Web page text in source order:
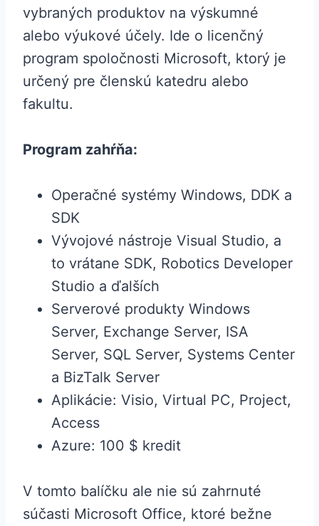
vybraných produktov na výskumné
alebo výukové účely. Ide o licenčný
program spoločnosti Microsoft, ktorý je
určený pre členskú katedru alebo
fakultu.
Program zahŕňa:
Operačné systémy Windows, DDK a
SDK
Vývojové nástroje Visual Studio, a
to vrátane SDK, Robotics Developer
Studio a ďalších
Serverové produkty Windows
Server, Exchange Server, ISA
Server, SQL Server, Systems Center
a BizTalk Server
Aplikácie: Visio, Virtual PC, Project,
Access
Azure: 100 $ kredit
V tomto balíčku ale nie sú zahrnuté
súčasti Microsoft Office, ktoré bežne